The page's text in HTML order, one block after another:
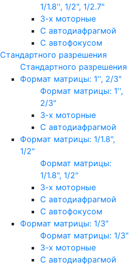
1/1.8'', 1/2", 1/2.7"
3-х моторные
С автодиафрагмой
С автофокусом
Стандартного разрешения
Стандартного разрешения
Формат матрицы: 1'', 2/3"
Формат матрицы: 1'',
2/3"
3-х моторные
С автодиафрагмой
Формат матрицы: 1/1.8",
1/2"
Формат матрицы:
1/1.8", 1/2"
3-х моторные
С автодиафрагмой
С автофокусом
Формат матрицы: 1/3"
Формат матрицы: 1/3"
3-х моторные
С автодиафрагмой